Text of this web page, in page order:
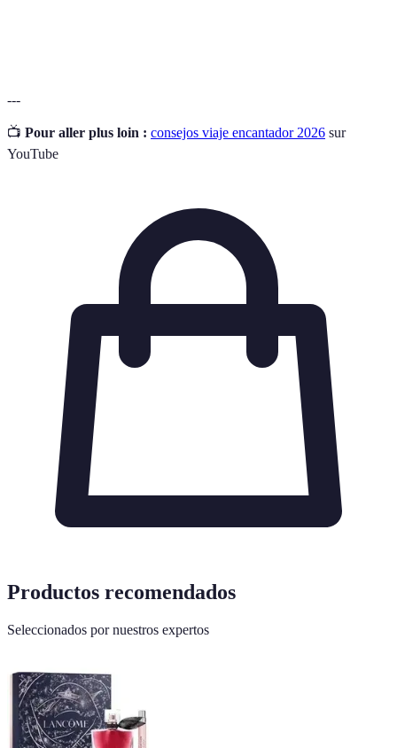
---
📺 Pour aller plus loin : consejos viaje encantador 2026 sur
YouTube
Productos recomendados
Seleccionados por nuestros expertos